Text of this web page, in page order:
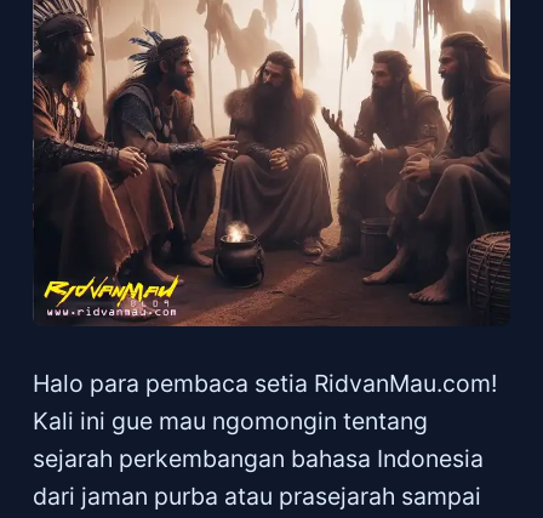
Halo para pembaca setia RidvanMau.com!
Kali ini gue mau ngomongin tentang
sejarah perkembangan bahasa Indonesia
dari jaman purba atau prasejarah sampai